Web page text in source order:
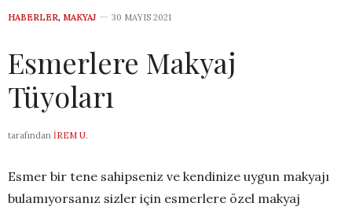
HABERLER, MAKYAJ 30 MAYIS 2021
Esmerlere Makyaj
Tüyoları
tarafından İREM U.
Esmer bir tene sahipseniz ve kendinize uygun makyajı
bulamıyorsanız sizler için esmerlere özel makyaj